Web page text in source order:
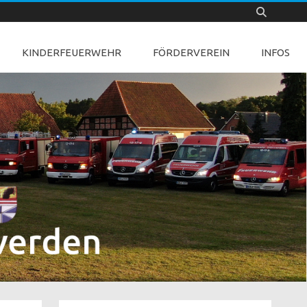
KINDERFEUERWEHR FÖRDERVEREIN INFOS